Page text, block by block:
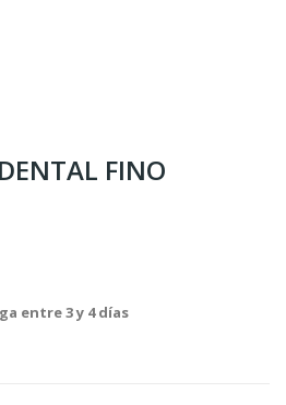
FINO
entre 3 y 4 días